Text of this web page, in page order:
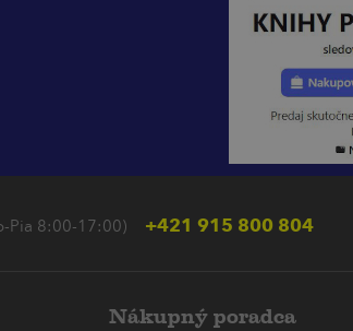
Pia 8:00-17:00) +421 915 800 804
Nákupný poradca